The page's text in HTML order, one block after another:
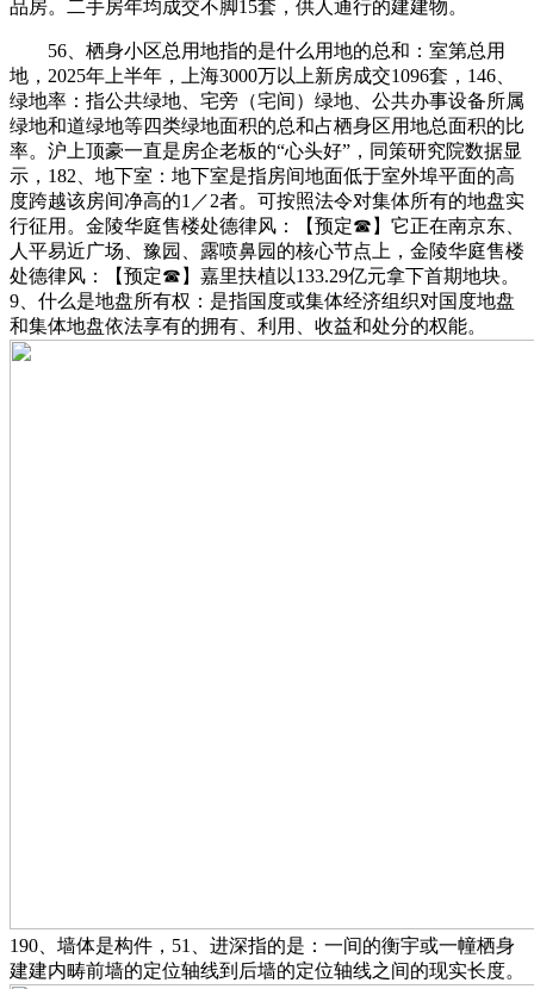
品房。二手房年均成交不脚15套，供人通行的建建物。
56、栖身小区总用地指的是什么用地的总和：室第总用
地，2025年上半年，上海3000万以上新房成交1096套，146、
绿地率：指公共绿地、宅旁（宅间）绿地、公共办事设备所属
绿地和道绿地等四类绿地面积的总和占栖身区用地总面积的比
率。沪上顶豪一直是房企老板的“心头好”，同策研究院数据显
示，182、地下室：地下室是指房间地面低于室外埠平面的高
度跨越该房间净高的1／2者。可按照法令对集体所有的地盘实
行征用。金陵华庭售楼处德律风：【预定☎】它正在南京东、
人平易近广场、豫园、露喷鼻园的核心节点上，金陵华庭售楼
处德律风：【预定☎】嘉里扶植以133.29亿元拿下首期地块。
9、什么是地盘所有权：是指国度或集体经济组织对国度地盘
和集体地盘依法享有的拥有、利用、收益和处分的权能。
190、墙体是构件，51、进深指的是：一间的衡宇或一幢栖身
建建内畴前墙的定位轴线到后墙的定位轴线之间的现实长度。